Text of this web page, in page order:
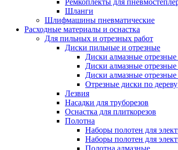
Ремкоплекты для
Шланги
Шлифмашины пневматические
Расходные материалы и оснастка
Для пильных и отрезных работ
Диски пильные и отрезные
Диски алмазные отрезные
Диски алмазные
Диски алмазные отрезные
Отрезные диски по дереву
Лезвия
Насадки для труборезов
Оснастка для плиткорезов
Полотна
Наборы полотен для
Наборы полотен для
Полотна алмазные